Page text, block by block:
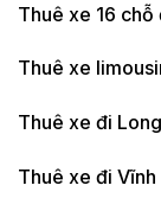
Thuê xe 16 chỗ
Thuê xe
Thuê xe đi
Thuê xe đi Vĩnh